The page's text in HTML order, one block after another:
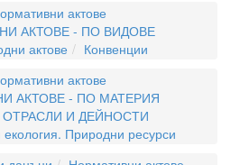
актове
АКТОВЕ - ПО ВИДОВЕ
актове
Конвенции
актове
АКТОВЕ - ПО МАТЕРИЯ
И ДЕЙНОСТИ
Природни ресурси